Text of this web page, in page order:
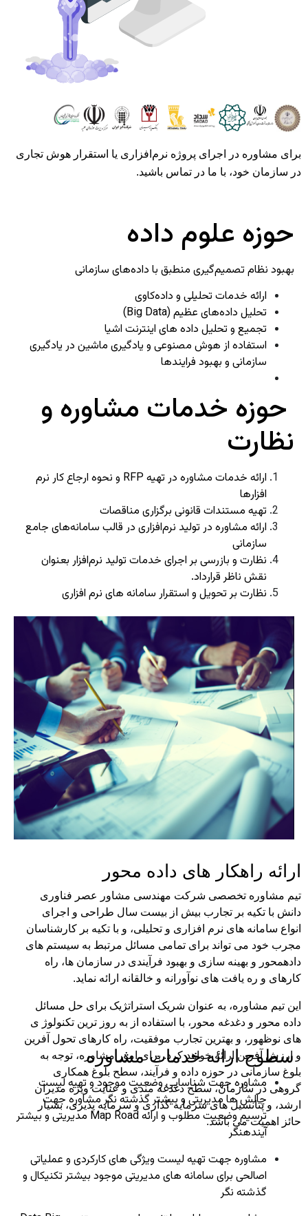
برای مشاوره در اجرای پروژه نرم‌افزاری یا استقرار هوش تجاری
در سازمان خود، با ما در تماس باشید.
حوزه علوم داده
بهبود نظام تصمیم‌گیری منطبق با داده‌های سازمانی
ارائه خدمات تحلیلی و داده‌کاوی
تحلیل داده‌های عظیم (Big Data)
تجميع و تحليل داده های اینترنت اشيا
استفاده از هوش مصنوعی و یادگیری ماشين در یادگیری
سازمانی و بهبود فرايندها
حوزه خدمات مشاوره و
نظارت
ارائه خدمات مشاوره در تهیه RFP و نحوه ارجاع کار نرم
افزارها
تهیه مستندات قانونی برگزاری مناقصات
ارائه مشاوره در تولید نرم‌افزاری در قالب سامانه‌های جامع
سازمانی
نظارت و بازرسی بر اجرای خدمات تولید نرم‌افزار بعنوان
نقش ناظر قرارداد.
نظارت بر تحویل و استقرار سامانه های نرم افزاری
ارائه راهکار های داده محور
تیم مشاوره تخصصی شرکت مهندسی مشاور عصر فناوری
دانش با تکیه بر تجارب بیش از بیست سال طراحی و اجرای
انواع سامانه های نرم افزاری و تحلیلی، و با تکیه بر کارشناسان
مجرب خود می تواند برای تمامی مسائل مرتبط به سیستم های
دادهمحور و بهینه سازی و بهبود فرآیندی در سازمان ها، راه
کارهای و ره یافت های نوآورانه و خالقانه ارائه نماید.
این تیم مشاوره، به عنوان شریک استراتژیک برای حل مسائل
داده محور و دغدغه محور، با استفاده از به روز ترین تکنولوژ ی
های نوظهور، و بهترین تجارب موفقیت، راه کارهای تحول آفرین
و ارزش آفرین ارائه خواهد کرد. برای امور مشاوره، توجه به
بلوغ سازمانی در حوزه داده و فرآیند، سطح بلوغ همکاری
گروهی در سازمان، سطح دغدغه مندی و عنایت ویژه مدیران
ارشد، و پتانسیل های سرمایه گذاری وسرمایه پذیری، بسیار
حائز اهمیت می باشد.
سطوح ارائه خدمات مشاوره
مشاوره جهت شناسایی وضعیت موجود و تهیه لیست
چالش ها مدیریتی و بیشتر گذشته نگرمشاوره جهت
ترسیم وضعیت مطلوب و ارائه Map Road مدیریتی و بیشتر
آیندهنگر
مشاوره جهت تهیه لیست ویژگی های کارکردی و عملیاتی
اصالحی برای سامانه های مدیریتی موجود بیشتر تکنیکال و
گذشته نگر